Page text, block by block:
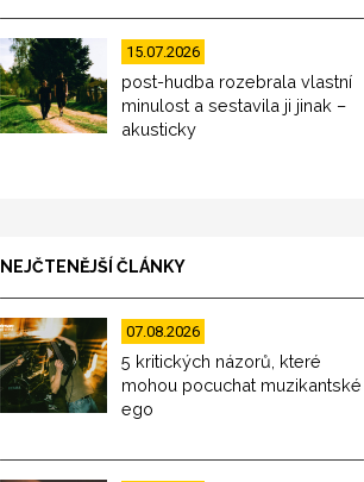
15.07.2026
post-hudba rozebrala vlastní
minulost a sestavila ji jinak –
akusticky
NEJČTENĚJŠÍ ČLÁNKY
07.08.2026
5 kritických názorů, které
mohou pocuchat muzikantské
ego